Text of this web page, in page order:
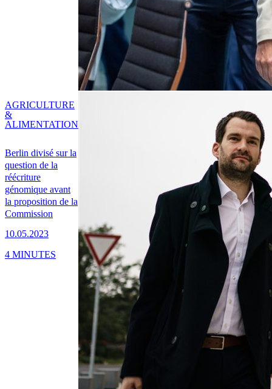
Berlin divisé sur la
question de la
réécriture
génomique avant
la proposition de la
Commission
10.05.2023
AGRICULTURE
&
ALIMENTATION
4 MINUTES